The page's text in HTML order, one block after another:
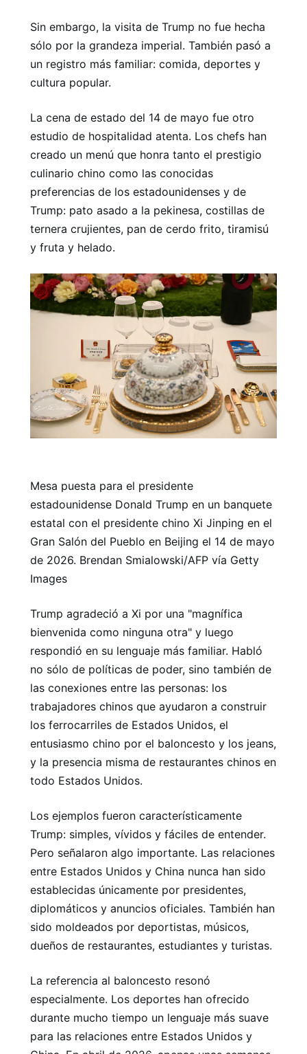
Sin embargo, la visita de Trump no fue hecha
sólo por la grandeza imperial. También pasó a
un registro más familiar: comida, deportes y
cultura popular.
La cena de estado del 14 de mayo fue otro
estudio de hospitalidad atenta. Los chefs han
creado un menú que honra tanto el prestigio
culinario chino como las conocidas
preferencias de los estadounidenses y de
Trump: pato asado a la pekinesa, costillas de
ternera crujientes, pan de cerdo frito, tiramisú
y fruta y helado.
Mesa puesta para el presidente
estadounidense Donald Trump en un banquete
estatal con el presidente chino Xi Jinping en el
Gran Salón del Pueblo en Beijing el 14 de mayo
de 2026. Brendan Smialowski/AFP vía Getty
Images
Trump agradeció a Xi por una "magnífica
bienvenida como ninguna otra" y luego
respondió en su lenguaje más familiar. Habló
no sólo de políticas de poder, sino también de
las conexiones entre las personas: los
trabajadores chinos que ayudaron a construir
los ferrocarriles de Estados Unidos, el
entusiasmo chino por el baloncesto y los jeans,
y la presencia misma de restaurantes chinos en
todo Estados Unidos.
Los ejemplos fueron característicamente
Trump: simples, vívidos y fáciles de entender.
Pero señalaron algo importante. Las relaciones
entre Estados Unidos y China nunca han sido
establecidas únicamente por presidentes,
diplomáticos y anuncios oficiales. También han
sido moldeados por deportistas, músicos,
dueños de restaurantes, estudiantes y turistas.
La referencia al baloncesto resonó
especialmente. Los deportes han ofrecido
durante mucho tiempo un lenguaje más suave
para las relaciones entre Estados Unidos y